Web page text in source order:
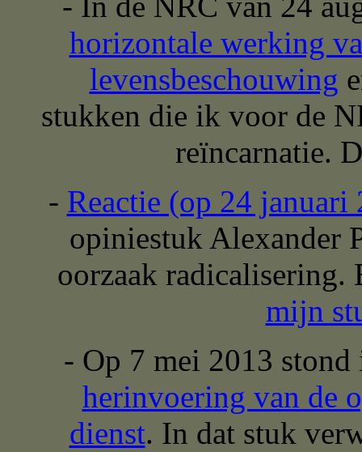
horizontale werking
levensbeschouwing
stukken die ik voor de
reïncarnatie.
- Reactie (op 24
opiniestuk Alexander
oorzaak
mijn
- Op 7 mei 2013
herinvoering van de
dienst. In dat stuk